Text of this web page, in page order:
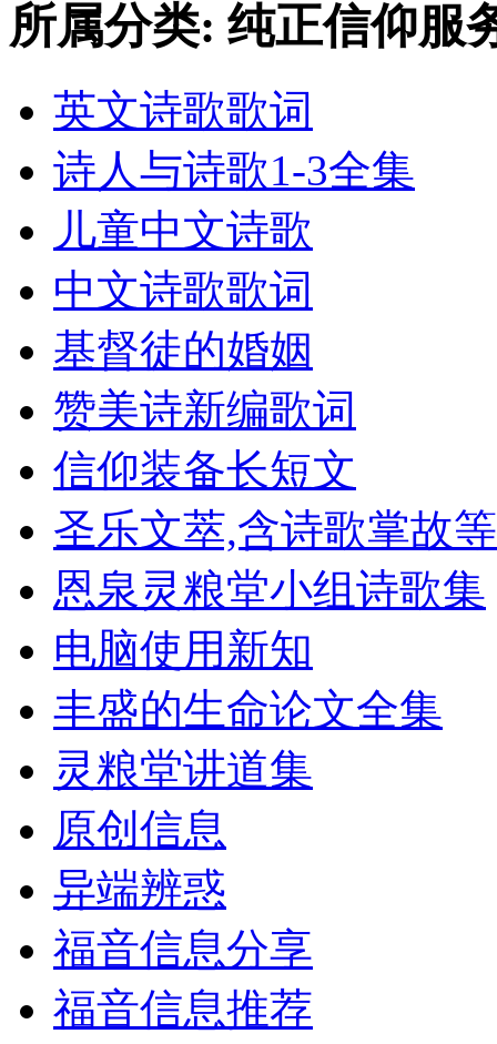
所属分类: 纯正信仰服
英文诗歌歌词
诗人与诗歌1-3全集
儿童中文诗歌
中文诗歌歌词
基督徒的婚姻
赞美诗新编歌词
信仰装备长短文
圣乐文萃,含诗歌掌故等
恩泉灵粮堂小组诗歌集
电脑使用新知
丰盛的生命论文全集
灵粮堂讲道集
原创信息
异端辨惑
福音信息分享
福音信息推荐